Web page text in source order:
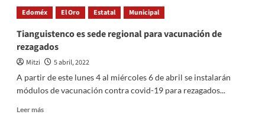
Vargas
Villar
de
convenio
la
Secretaría
de
Mujer
y
Edoméx El Oro Estatal Municipal
Tianguistenco es sede regional para vacunación de
rezagados
Mitzi
5 abril, 2022
A partir de este lunes 4 al miércoles 6 de abril se instalarán
módulos de vacunación contra covid-19 para rezagados...
Leer másRead